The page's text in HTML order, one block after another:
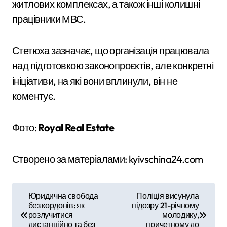
житлових комплексах, а також інші колишні
працівники МВС.
Стетюха зазначає, що організація працювала
над підготовкою законопроєктів, але конкретні
ініціативи, на які вони вплинули, він не
коментує.
Фото:Royal Real Estate
Створено за матеріалами: kyivschina24.com
Юридична свобода
без кордонів: як
розлучитися
дистанційно та без
Поліція висунула
підозру 21-річному
молодику,
причетному до